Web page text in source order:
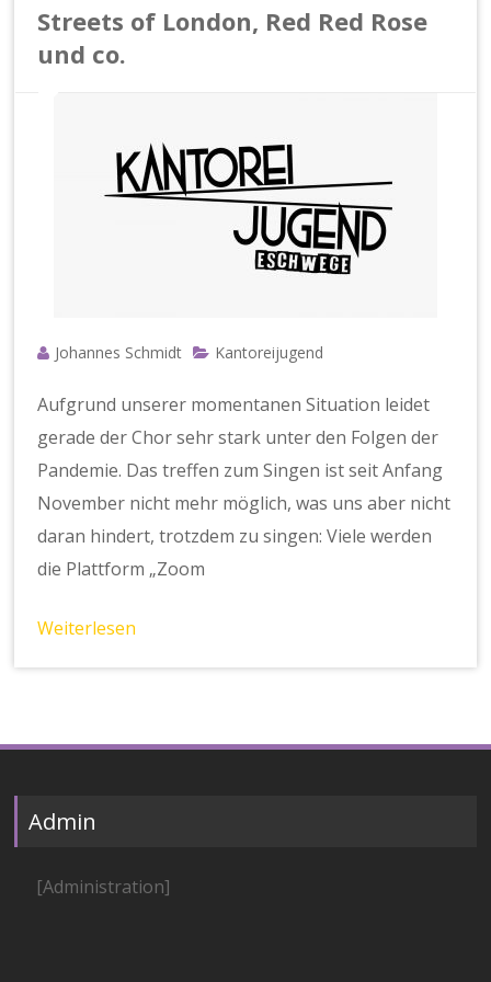
g
e
Streets of London, Red Red Rose
und co.
Johannes Schmidt Kantoreijugend
Aufgrund unserer momentanen Situation leidet
gerade der Chor sehr stark unter den Folgen der
Pandemie. Das treffen zum Singen ist seit Anfang
November nicht mehr möglich, was uns aber nicht
daran hindert, trotzdem zu singen: Viele werden
die Plattform „Zoom
Weiterlesen
Admin
[Administration]